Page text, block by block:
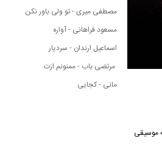
از رسانه موسیقی
مصطفی میری - تو ولی باور نکن
مسعود فراهانی - آواره
اسماعیل ارندان - سردیار
مرتضی باب - ممنونم ازت
مانی - کجایی